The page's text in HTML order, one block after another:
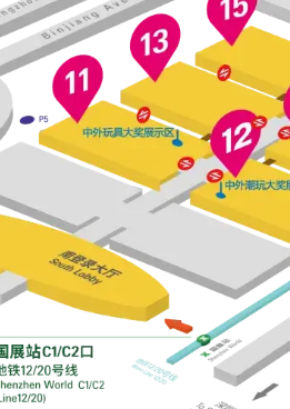
从单纯玩具制造向文化创意产业
与商务配对赋能：展会期间举办
绕市场趋势、技术创新、IP运营
。
品牌：4M、万代（
、Theo Klein、比美
（美国）、Zing（美国）、
、Welly
与潮玩品牌
：卡游（Kayou
）、怡高（EasGo）、启